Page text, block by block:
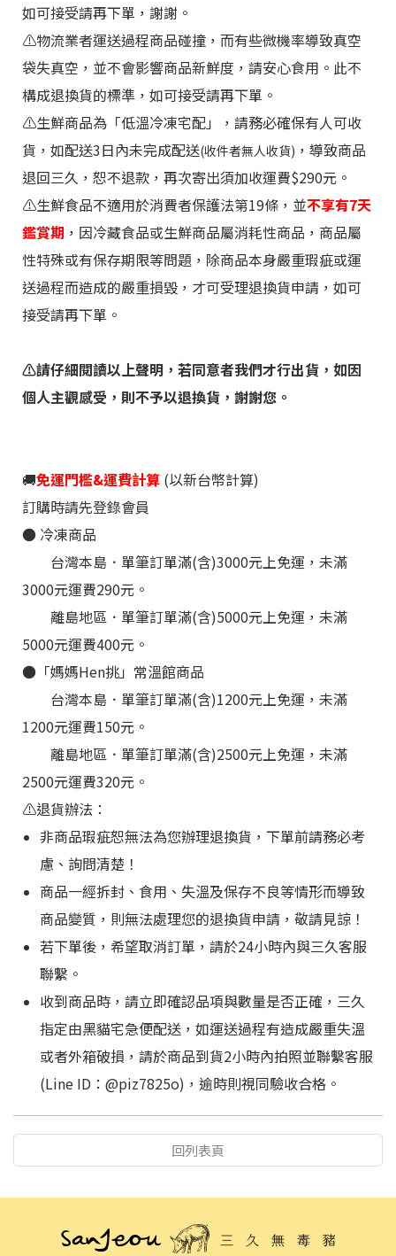
如可接受請再下單 ，謝謝。
⚠️物流業者運送過程商品碰撞，而有些微機率導致真空
袋失真空，並不會影響商品新鮮度，請安心食用。此不
構成退換貨的標準，如可接受請再下單。
⚠️生鮮商品為「低溫冷凍宅配」，請務必確保有人可收
貨，如配送3日內未完成配送(收件者無人收貨) ，導致商品
退回三久，恕不退款，再次寄出須加收運費$290元。
⚠️生鮮食品不適用於消費者保護法第19條，並不享有7天
鑑賞期 ，因冷藏食品或生鮮商品屬消耗性商品，商品屬
性特殊或有保存期限等問題，除商品本身嚴重瑕疵或運
送過程而造成的嚴重損毀，才可受理退換貨申請，如可
接受請再下單。
⚠️請仔細閱讀以上聲明，若同意者我們才行出貨，如因
個人主觀感受，則不予以退換貨，謝謝您。
🚚免運門檻&運費計算 (以新台幣計算)
訂購時請先登錄會員
● 冷凍商品
台灣本島．單筆訂單滿(含)3000元上免運，未滿
3000元運費290元。
離島地區 ． 單筆訂單滿(含)5000元上免運，未滿
5000元運費400元。
● 「媽媽Hen挑」 常溫館商品
台灣本島 ． 單筆訂單滿(含)1200元上免運，未滿
1200元運費150元。
離島地區 ． 單筆訂單滿(含)2500元上免運，未滿
2500元運費320元。
⚠️退貨辦法：
非商品瑕疵恕無法為您辦理退換貨，下單前請務必考
慮、詢問清楚！
商品一經拆封、食用、失溫及保存不良等情形而導致
商品變質，則無法處理您的退換貨申請，敬請見諒！
若下單後，希望取消訂單，請於24小時內與三久客服
聯繫。
收到商品時，請立即確認品項與數量是否正確，三久
指定由黑貓宅急便配送，如運送過程有造成嚴重失溫
或者外箱破損，請於商品到貨2小時內拍照並聯繫客服
(Line ID：@piz7825o)，逾時則視同驗收合格。
回列表頁